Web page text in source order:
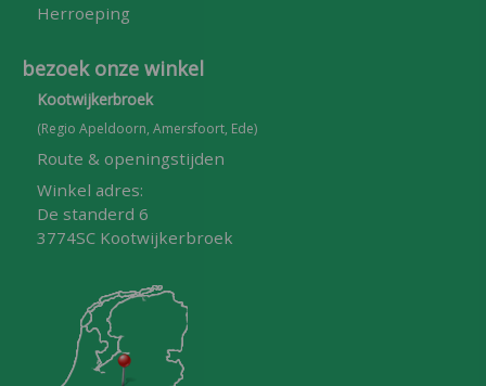
Herroeping
bezoek onze winkel
Kootwijkerbroek
(Regio Apeldoorn, Amersfoort, Ede)
Route & openingstijden
Winkel adres:
De standerd 6
3774SC Kootwijkerbroek